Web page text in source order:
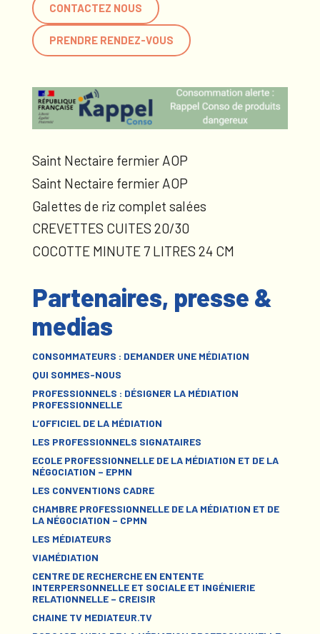
CONTACTEZ NOUS
PRENDRE RENDEZ-VOUS
Saint Nectaire fermier AOP
Saint Nectaire fermier AOP
Galettes de riz complet salées
CREVETTES CUITES 20/30
COCOTTE MINUTE 7 LITRES 24 CM
Partenaires, presse &
medias
CONSOMMATEURS : DEMANDER UNE MÉDIATION
QUI SOMMES-NOUS
PROFESSIONNELS : DÉSIGNER LA MÉDIATION
PROFESSIONNELLE
L’OFFICIEL DE LA MÉDIATION
LES PROFESSIONNELS SIGNATAIRES
ECOLE PROFESSIONNELLE DE LA MÉDIATION ET DE LA
NÉGOCIATION – EPMN
LES CONVENTIONS CADRE
CHAMBRE PROFESSIONNELLE DE LA MÉDIATION ET DE
LA NÉGOCIATION – CPMN
LES MÉDIATEURS
VIAMÉDIATION
CENTRE DE RECHERCHE EN ENTENTE
INTERPERSONNELLE ET SOCIALE ET INGÉNIERIE
RELATIONNELLE – CREISIR
CHAINE TV MEDIATEUR.TV